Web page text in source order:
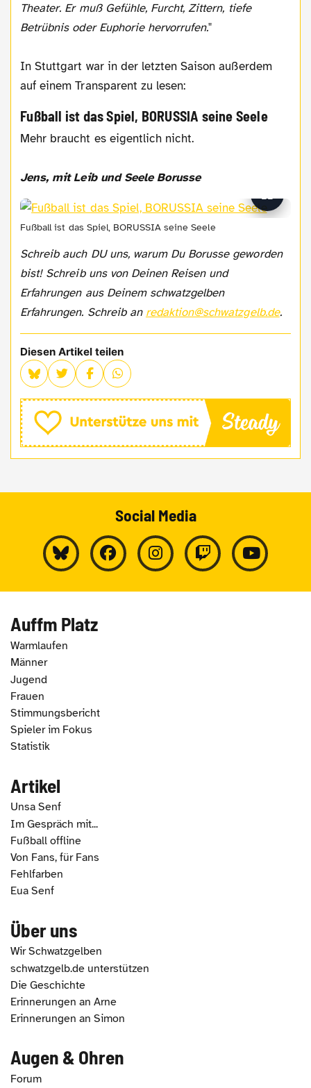
Theater. Er muß Gefühle, Furcht, Zittern, tiefe
Betrübnis oder Euphorie hervorrufen."
In Stuttgart war in der letzten Saison außerdem
auf einem Transparent zu lesen:
Fußball ist das Spiel, BORUSSIA seine Seele
Mehr braucht es eigentlich nicht.
Jens, mit Leib und Seele Borusse
Fußball ist das Spiel, BORUSSIA seine Seele
Schreib auch DU uns, warum Du Borusse geworden
bist! Schreib uns von Deinen Reisen und
Erfahrungen aus Deinem schwatzgelben
Erfahrungen. Schreib an redaktion@schwatzgelb.de.
Diesen Artikel teilen
Social Media
Auffm Platz
Warmlaufen
Männer
Jugend
Frauen
Stimmungsbericht
Spieler im Fokus
Statistik
Artikel
Unsa Senf
Im Gespräch mit...
Fußball offline
Von Fans, für Fans
Fehlfarben
Eua Senf
Über uns
Wir Schwatzgelben
schwatzgelb.de unterstützen
Die Geschichte
Erinnerungen an Arne
Erinnerungen an Simon
Augen & Ohren
Forum